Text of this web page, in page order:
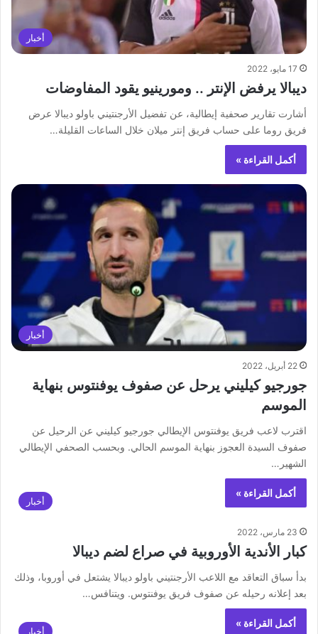
أخبار
17 مايو، 2022
ديبالا يرفض الإنتر .. ومورينيو يقود المفاوضات
أشارت تقارير صحفية إيطالية، عن تفضيل الأرجنتيني باولو ديبالا عرض
فريق روما على حساب فريق إنتر ميلان خلال الساعات القليلة…
أكمل القراءة »
أخبار
22 أبريل، 2022
جورجيو كيليني يرحل عن صفوف يوفنتوس بنهاية
الموسم
اقترب لاعب فريق يوفنتوس الإيطالي جورجيو كيليني عن الرحيل عن
صفوف السيدة العجوز بنهاية الموسم الحالي. وبحسب الصحفي الإيطالي
الشهير…
أكمل القراءة »
أخبار
23 مارس، 2022
كبار الأندية الأوروبية في صراع لضم ديبالا
بدأ ‏سباق التعاقد مع اللاعب الأرجنتيني باولو ديبالا يشتعل في أوروبا، وذلك
بعد إعلانه رحيله عن صفوف فريق يوفنتوس. ويتنافس…
أكمل القراءة »
أخبار